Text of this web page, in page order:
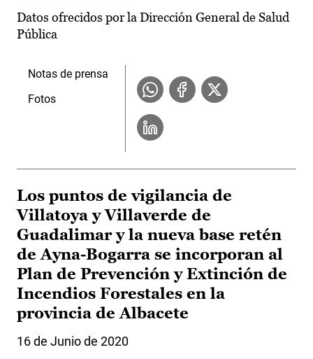
Datos ofrecidos por la Dirección General de Salud
Pública
Notas de prensa
Fotos
Los puntos de vigilancia de
Villatoya y Villaverde de
Guadalimar y la nueva base retén
de Ayna-Bogarra se incorporan al
Plan de Prevención y Extinción de
Incendios Forestales en la
provincia de Albacete
16 de Junio de 2020